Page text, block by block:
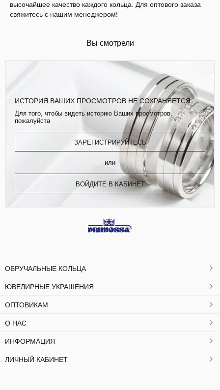
высочайшее качество каждого кольца. Для оптового заказа
свяжитесь с нашим менеджером!
Вы смотрели
ИСТОРИЯ ВАШИХ ПРОСМОТРОВ НЕ СОХРАНЯЕТСЯ
Для того, чтобы видеть историю Ваших просмотров,
пожалуйста
ЗАРЕГИСТРИРУЙТЕСЬ
или
ВОЙДИТЕ В КАБИНЕТ
ОБРУЧАЛЬНЫЕ КОЛЬЦА
ЮВЕЛИРНЫЕ УКРАШЕНИЯ
ОПТОВИКАМ
О НАС
ИНФОРМАЦИЯ
ЛИЧНЫЙ КАБИНЕТ